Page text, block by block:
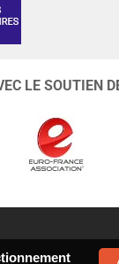
LE SOUTIEN